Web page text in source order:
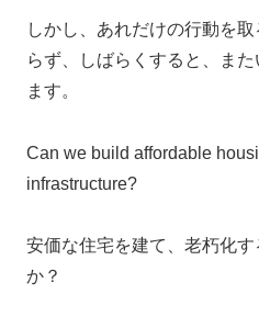
しかし、あれだけの行動を
らず、しばらくすると、ま
ます。
Can we build affordable
infrastructure?
安価な住宅を建て、老朽化
か？